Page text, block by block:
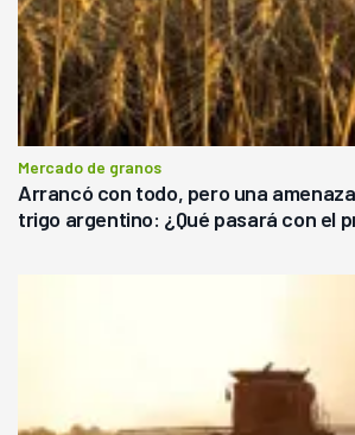
Mercado de granos
Arrancó con todo, pero una
trigo argentino: ¿Qué pasará con el